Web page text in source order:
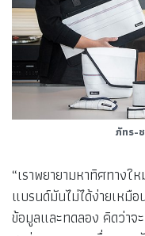
ภัทร-
“เราพยายามหาทิศทางใ
แบรนด์มันไม่ได้ง่ายเหมือ
ข้อมูลและทดลอง คิดว่าจ